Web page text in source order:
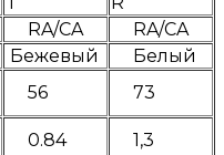
RA/CA
RA/CA
Бежевый
Белый
56
73
0.84 1,3